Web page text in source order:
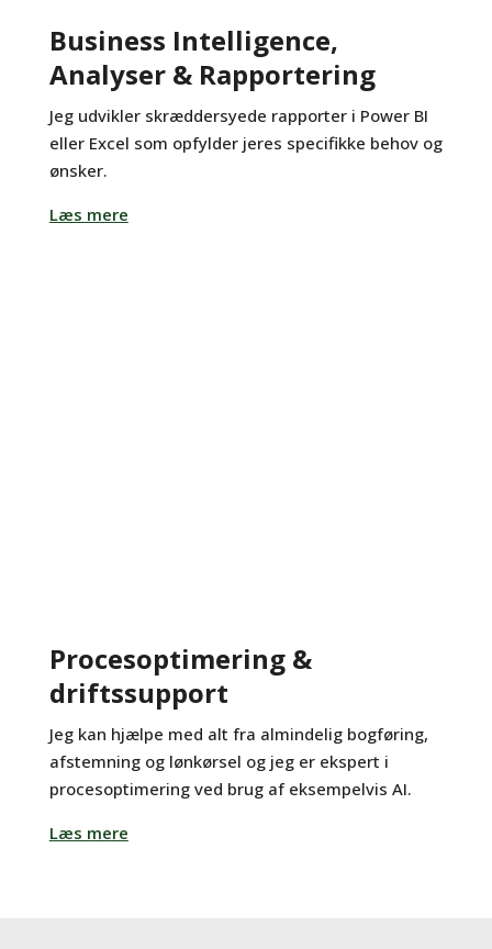
Business Intelligence,
Analyser & Rapportering
Jeg udvikler skræddersyede rapporter i Power BI
eller Excel som opfylder jeres specifikke behov og
ønsker.
Læs mere
Procesoptimering &
driftssupport
Jeg kan hjælpe med alt fra almindelig bogføring,
afstemning og lønkørsel og jeg er ekspert i
procesoptimering ved brug af eksempelvis AI.
Læs mere